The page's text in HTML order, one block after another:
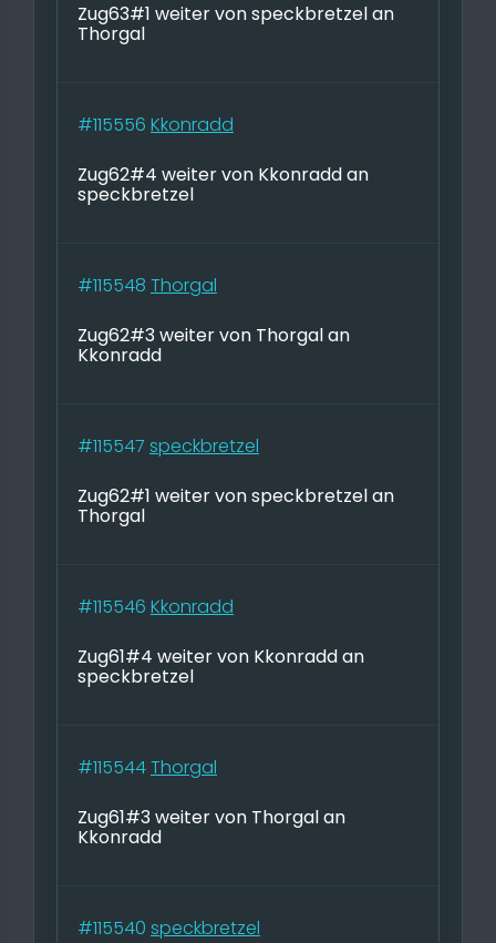
Zug63#1 weiter von speckbretzel an
Thorgal
#115556 Kkonradd
Zug62#4 weiter von Kkonradd an
speckbretzel
#115548 Thorgal
Zug62#3 weiter von Thorgal an
Kkonradd
#115547 speckbretzel
Zug62#1 weiter von speckbretzel an
Thorgal
#115546 Kkonradd
Zug61#4 weiter von Kkonradd an
speckbretzel
#115544Thorgal
Zug61#3 weiter von Thorgal an
Kkonradd
#115540 speckbretzel